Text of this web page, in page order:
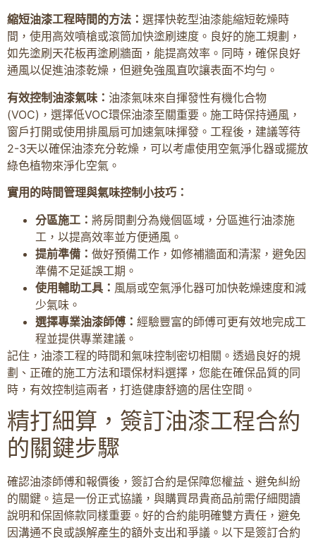
縮短油漆工程時間的方法： 選擇快乾型油漆能縮短乾燥時
間，使用高效噴槍或滾筒加快塗刷速度。良好的施工規劃，
如先塗刷天花板再塗刷牆面，能提高效率。同時，確保良好
通風以促進油漆乾燥，但避免強風直吹讓表面不均勻。
有效控制油漆氣味： 油漆氣味來自揮發性有機化合物
(VOC)，選擇低VOC環保油漆至關重要。施工時保持通風，
窗戶打開或使用排風扇可加速氣味揮發。工程後，建議等待
2-3天以確保油漆充分乾燥，可以考慮使用空氣淨化器或擺放
綠色植物來淨化空氣。
實用的時間管理與氣味控制小技巧：
分區施工： 將房間劃分為幾個區域，分區進行油漆施
工，以提高效率並方便通風。
提前準備： 做好預備工作，如修補牆面和清潔，避免因
準備不足延誤工期。
使用輔助工具： 風扇或空氣淨化器可加快乾燥速度和減
少氣味。
選擇專業油漆師傅： 經驗豐富的師傅可更有效地完成工
程並提供專業建議。
記住，油漆工程的時間和氣味控制密切相關。透過良好的規
劃、正確的施工方法和環保材料選擇，您能在確保品質的同
時，有效控制這兩者，打造健康舒適的居住空間。
精打細算，簽訂油漆工程合約
的關鍵步驟
確認油漆師傅和報價後，簽訂合約是保障您權益、避免糾紛
的關鍵。這是一份正式協議，與購買昂貴商品前需仔細閱讀
說明和保固條款同樣重要。好的合約能明確雙方責任，避免
因溝通不良或誤解產生的額外支出和爭議。以下是簽訂合約